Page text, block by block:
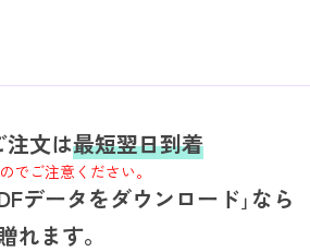
注文は最短翌日到着
ご注意ください。
データをダウンロード｣なら
れます。